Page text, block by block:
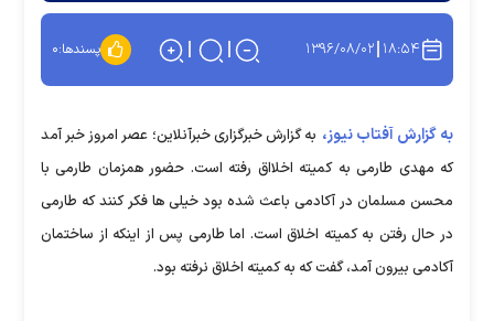
۱۸:۵۴ ۱۳۹۶/۰۸/۰۲ پسندها:۰
به گزارش آفتاب نیوز، به گزارش خبرگزاری خبرآنلاین؛ عصر امروز خبر آمد
که مهدی طارمی به کمیته اخلااق رفته است. حضور همزمان طارمی با
محسن مسلمان در آکادمی باعث شده بود خیلی ها فکر کنند که طارمی
در حال رفتن به کمیته اخلاق است. اما طارمی پس از اینکه از ساختمان
آکادمی بیرون آمد، گفت که به کمیته اخلاق نرفته بود.